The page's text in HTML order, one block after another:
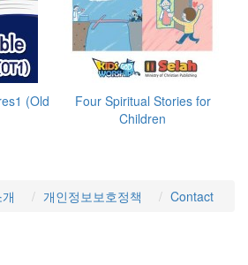
(Old
Four Spiritual Stories for
Children
개인정보보호정책 Contact